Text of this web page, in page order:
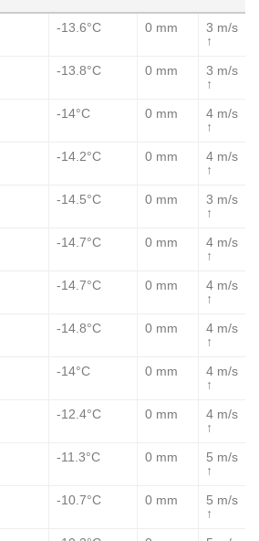
-13.6°C 0 mm
3 m/s
↑
-13.8°C 0 mm
3 m/s
↑
-14°C 0 mm
4 m/s
↑
-14.2°C 0 mm
4 m/s
↑
-14.5°C 0 mm
3 m/s
↑
-14.7°C 0 mm
4 m/s
↑
-14.7°C 0 mm
4 m/s
↑
-14.8°C 0 mm
4 m/s
↑
-14°C 0 mm
4 m/s
↑
-12.4°C 0 mm
4 m/s
↑
-11.3°C 0 mm
5 m/s
↑
-10.7°C 0 mm
5 m/s
↑